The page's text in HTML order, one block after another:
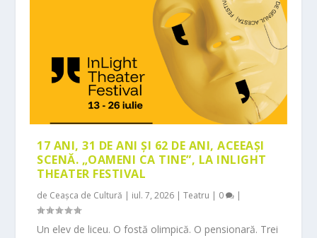
17 ANI, 31 DE ANI ȘI 62 DE ANI, ACEEAȘI
SCENĂ. „OAMENI CA TINE”, LA INLIGHT
THEATER FESTIVAL
de Ceașca de Cultură | iul. 7, 2026 |Teatru | 0 |
Un elev de liceu. O fostă olimpică. O pensionară. Trei